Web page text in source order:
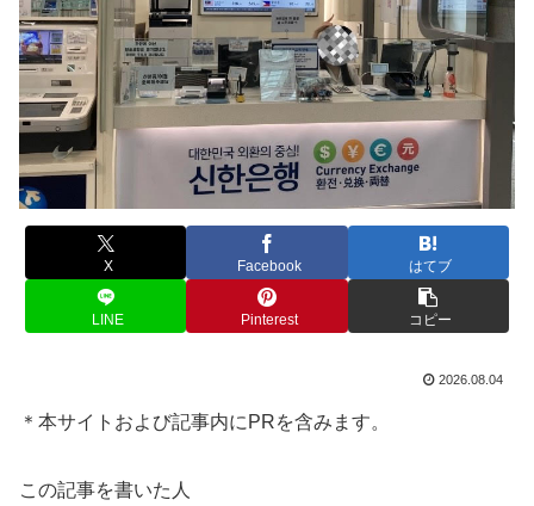
X Facebook はてブ
LINE Pinterest コピー
2026.08.04
＊本サイトおよび記事内にPRを含みます。
この記事を書いた人